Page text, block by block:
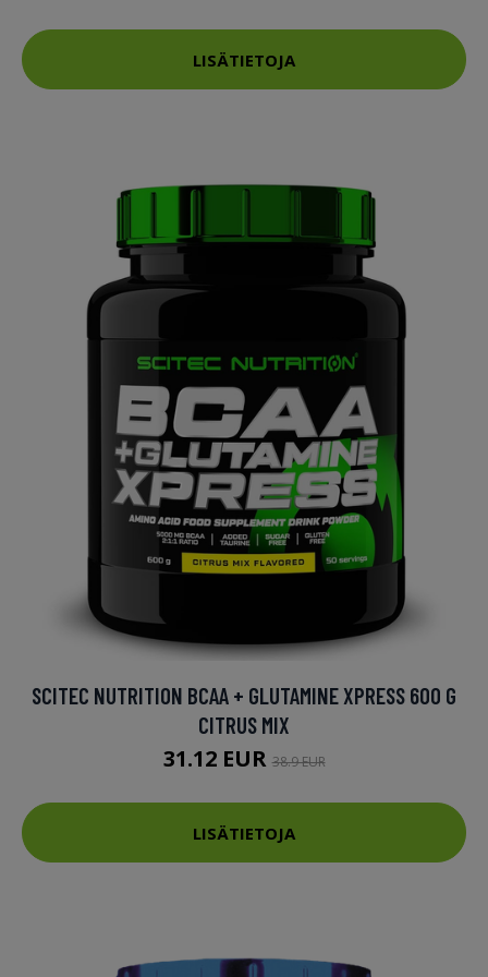
LISÄTIETOJA
SCITEC NUTRITION BCAA + GLUTAMINE XPRESS 600 G
CITRUS MIX
31.12 EUR38.9 EUR
LISÄTIETOJA